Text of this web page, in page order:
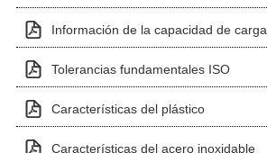
Información de la capacidad de carga
Tolerancias fundamentales ISO
Características del plástico
Características del acero inoxidable